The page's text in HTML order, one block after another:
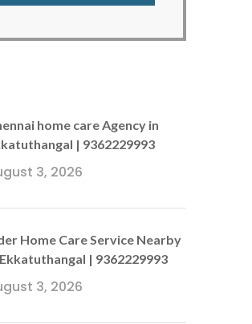
home care Agency in
| 9362229993
3, 2026
Home Care Service Nearby
| 9362229993
3, 2026